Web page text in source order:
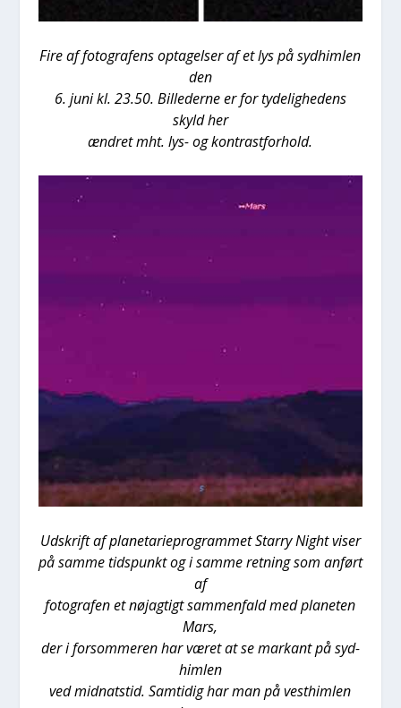
Fire af foto­gra­fens opta­gel­ser af et lys på syd­him­len
den
6. juni kl. 23.50. Bil­le­der­ne er for tyde­lig­he­dens
skyld her
ændret mht. lys- og kon­trast­for­hold.
Udskrift af pla­ne­ta­ri­e­pro­gram­met Star­ry Night viser
på sam­me tids­punkt og i sam­me ret­ning som anført
af
foto­gra­fen et nøj­ag­tigt sam­men­fald med pla­ne­ten
Mars,
der i for­som­me­ren har været at se mar­kant på syd­
him­len
ved mid­nat­s­tid. Sam­ti­dig har man på vest­him­len